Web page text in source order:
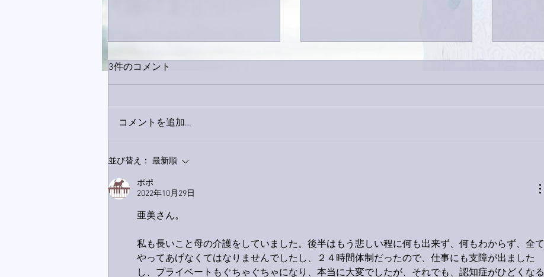
9月23日「amiism」リリー
3件のコメント
コメントを追加…
並び替え： 最新順
ポポ
2022年10月29日
亜美さん。
私も長いこと母の介護をしていました。後半はもう悲しい程に何も出来ず、何もわからず、全て
やってあげなくてはなりませんでしたし、２４時間体制だったので、仕事にも支障が出ました
し、プライベートもぐちゃぐちゃになり、本当に大変でしたが、それでも、認知症がひどくなる